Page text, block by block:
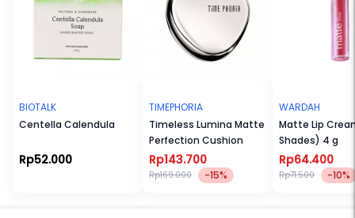
BIOTALK
Centella Calendula
Rp52.000
TIMEPHORIA
Timeless Lumina Matte
Perfection Cushion
Rp143.700
Rp169.000 -15%
WARDAH
Matte Lip
Shades) 4 g
Rp64.400
Rp71.500 -10%